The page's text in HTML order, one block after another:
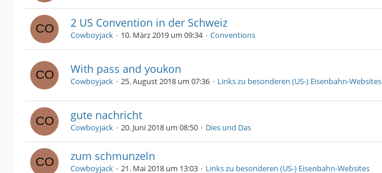
2 US Convention in der Schweiz
Cowboyjack 10. März 2019 um 09:34 Conventions
With pass and youkon
Cowboyjack 25. August 2018 um 07:36 Links zu besonderen (US-) Eisenbahn-Websites
gute nachricht
Cowboyjack 20. Juni 2018 um 08:50 Dies und Das
zum schmunzeln
Cowboyjack 21. Mai 2018 um 13:03 Links zu besonderen (US-) Eisenbahn-Websites